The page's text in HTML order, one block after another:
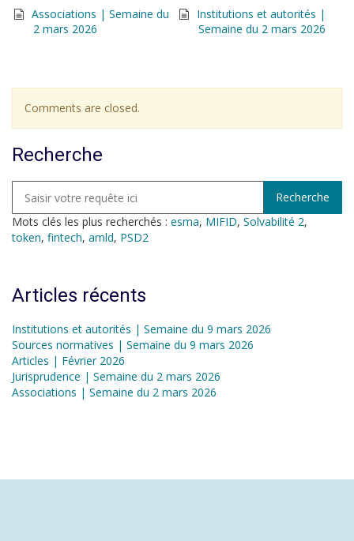
Associations | Semaine du
2 mars 2026
Institutions et autorités |
Semaine du 2 mars 2026
Comments are closed.
Recherche
Mots clés les plus recherchés : esma, MIFID, Solvabilité 2,
token, fintech, amld, PSD2
Articles récents
Institutions et autorités | Semaine du 9 mars 2026
Sources normatives | Semaine du 9 mars 2026
Articles | Février 2026
Jurisprudence | Semaine du 2 mars 2026
Associations | Semaine du 2 mars 2026